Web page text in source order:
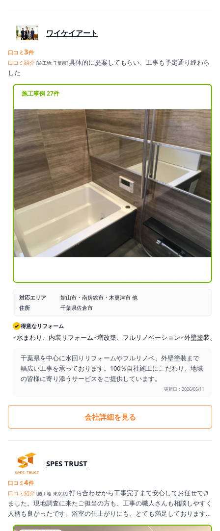
ワイケイアート
口コミ 3件
口コミ紹介 [施工地: 千葉県] 具体的に提案してもらい、工事も予定通り終わら
した
施工事例 27件
対応エリア
館山市・南房総市・木更津市 他
住所
千葉県佐倉市
得意なリフォーム
水まわり、内装リフォーム 増改築、フルリノベーション 外壁塗装、
千葉県を中心に水回りリフォームやフルリノベ、外壁塗装まで
幅広い工事を承っております。100％自社施工にこだわり、地域
の皆様に寄り添うサービスをご提供しています。
更新日：2026/05/11
会社詳細を見る
SPES TRUST
口コミ 4件
口コミ紹介 [施工地: 東京都] 打ち合わせから工事完了まで安心してお任せでき
ました。現地調査に来たご担当の方も、工事の職人さんも相談しやすく
人柄も良かったです。浴室の仕上がりにも、とても満足しております。
良き業者さんをご紹介くださり感謝申し上げます。